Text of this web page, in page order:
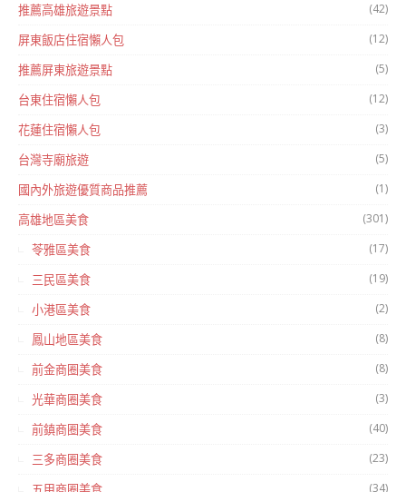
推薦高雄旅遊景點 (42)
屏東飯店住宿懶人包 (12)
推薦屏東旅遊景點 (5)
台東住宿懶人包 (12)
花蓮住宿懶人包 (3)
台灣寺廟旅遊 (5)
國內外旅遊優質商品推薦 (1)
高雄地區美食 (301)
苓雅區美食 (17)
三民區美食 (19)
小港區美食 (2)
鳳山地區美食 (8)
前金商圈美食 (8)
光華商圈美食 (3)
前鎮商圈美食 (40)
三多商圈美食 (23)
(34)